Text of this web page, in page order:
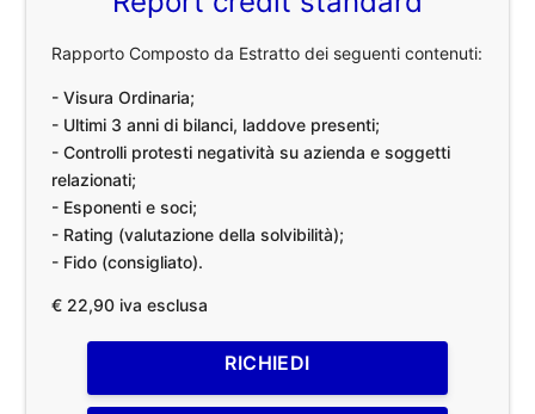
Rapporto Composto da Estratto dei seguenti contenuti:
- Visura Ordinaria;
- Ultimi 3 anni di bilanci, laddove presenti;
- Controlli protesti negatività su azienda e soggetti
relazionati;
- Esponenti e soci;
- Rating (valutazione della solvibilità);
- Fido (consigliato).
€ 22,90 iva esclusa
RICHIEDI